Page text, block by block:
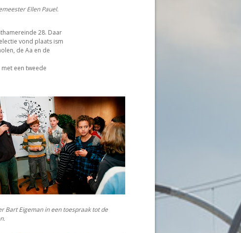
Ellen Pauel.
28. Daar
vond plaats ism
de Aa en de
een tweede
Bart Eigeman in een toespraak tot de